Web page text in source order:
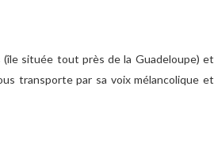
située tout près de la Guadeloupe) et
transporte par sa voix mélancolique et